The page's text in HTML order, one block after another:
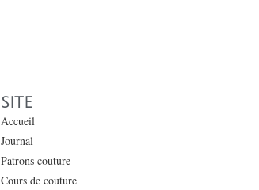
SITE
Accueil
Journal
Patrons couture
Cours de couture